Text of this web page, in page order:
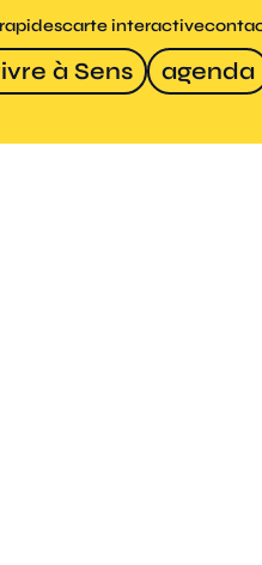
à Sens agenda
carte interactive